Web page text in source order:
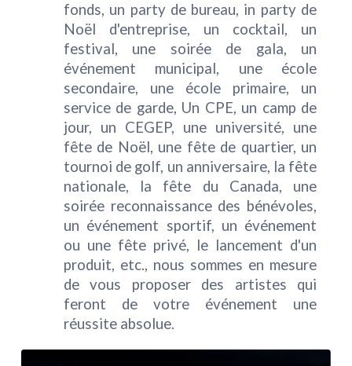
fonds, un party de bureau, in party de
Noël d'entreprise, un cocktail, un
festival, une soirée de gala, un
événement municipal, une école
secondaire, une école primaire, un
service de garde, Un CPE, un camp de
jour, un CEGEP, une université, une
fête de Noël, une fête de quartier, un
tournoi de golf, un anniversaire, la fête
nationale, la fête du Canada, une
soirée reconnaissance des bénévoles,
un événement sportif, un événement
ou une fête privé, le lancement d'un
produit, etc., nous sommes en mesure
de vous proposer des artistes qui
feront de votre événement une
réussite absolue.